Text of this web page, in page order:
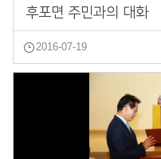
후포면 주민과의 대화
2016-07-19